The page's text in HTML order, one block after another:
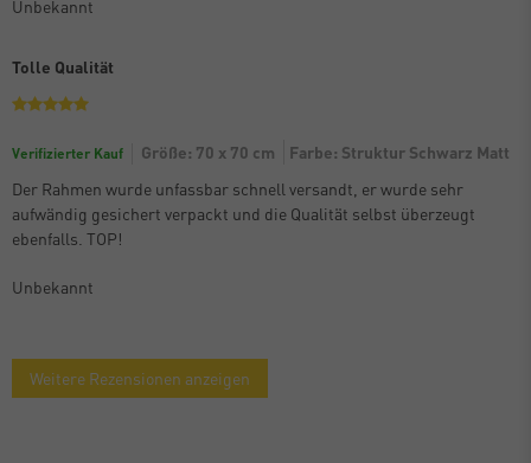
Unbekannt
Tolle Qualität
Verifizierter Kauf Größe: 70 x 70 cm
Farbe: Struktur Schwarz Matt
Der Rahmen wurde unfassbar schnell versandt, er wurde sehr
aufwändig gesichert verpackt und die Qualität selbst überzeugt
ebenfalls. TOP!
Unbekannt
Weitere Rezensionen anzeigen